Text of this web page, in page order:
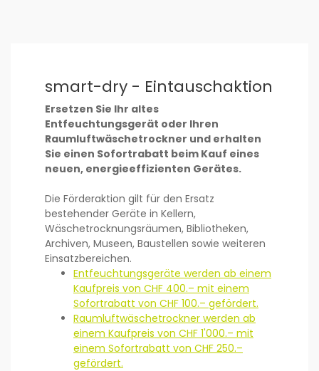
smart-dry - Eintauschaktion
Ersetzen Sie Ihr altes
Entfeuchtungsgerät oder Ihren
Raumluftwäschetrockner und erhalten
Sie einen Sofortrabatt beim Kauf eines
neuen, energieeffizienten Gerätes.
Die Förderaktion gilt für den Ersatz
bestehender Geräte in Kellern,
Wäschetrocknungsräumen, Bibliotheken,
Archiven, Museen, Baustellen sowie weiteren
Einsatzbereichen.
Entfeuchtungsgeräte werden ab einem
Kaufpreis von CHF 400.– mit einem
Sofortrabatt von CHF 100.– gefördert.
Raumluftwäschetrockner werden ab
einem Kaufpreis von CHF 1'000.– mit
einem Sofortrabatt von CHF 250.–
gefördert.